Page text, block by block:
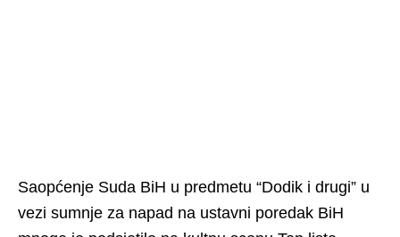
Saopćenje Suda BiH u predmetu “Dodik i drugi” u
vezi sumnje za napad na ustavni poredak BiH